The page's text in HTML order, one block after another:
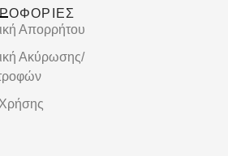
Απορρήτου
Ακύρωσης/